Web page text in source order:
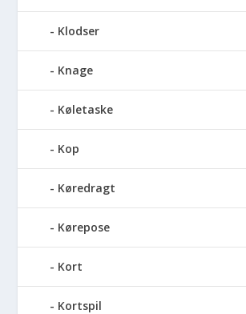
Klodser
Knage
Køletaske
Kop
Køredragt
Kørepose
Kort
Kortspil